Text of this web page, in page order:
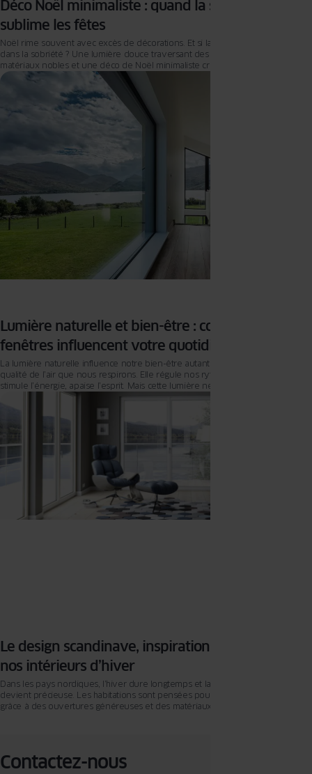
Déco Noël minimaliste : quand la sobriété
sublime les fêtes
Noël rime souvent avec excès de décorations. Et si la vraie magie résidait
dans la sobriété ? Une lumière douce traversant des fenêtres épurées, des
matériaux nobles et une déco de Noël minimaliste créent une ambiance
chaleureuse et confortable, sans surcharge. Le minimalisme, loin d’être froid,
révèle l’essence même de Noël : l’émotion pure.
Lumière naturelle et bien-être : comment vos
fenêtres influencent votre quotidien
La lumière naturelle influence notre bien-être autant que la température ou la
qualité de l’air que nous respirons. Elle régule nos rythmes biologiques,
stimule l’énergie, apaise l’esprit. Mais cette lumière ne dépend pas seulement
de la météo : elle se construit à travers vos fenêtres, leur surface vitrée, leur
orientation, la clarté de leur vitrage. Lorsqu’elles sont bien conçues, la maison
s’illumine différemment : plus chaleureuse, plus équilibrée, plus vivante. La
lumière, cadrée par les fenêtres, transforme le quotidien.
Le design scandinave, inspiration lumineuse pour
nos intérieurs d’hiver
Dans les pays nordiques, l’hiver dure longtemps et la lumière naturelle
devient précieuse. Les habitations sont pensées pour en tirer le meilleur parti,
grâce à des ouvertures généreuses et des matériaux qui reflètent la clarté.
Contactez-nous